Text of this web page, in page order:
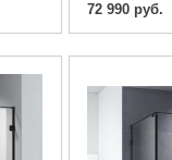
72 990 руб.